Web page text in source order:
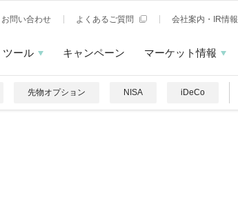
お問い合わせ よくあるご質問 会社案内・IR情報
ツール キャンペーン マーケット情報
先物オプション NISA iDeCo